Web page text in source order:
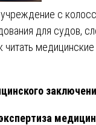
с
для судов,